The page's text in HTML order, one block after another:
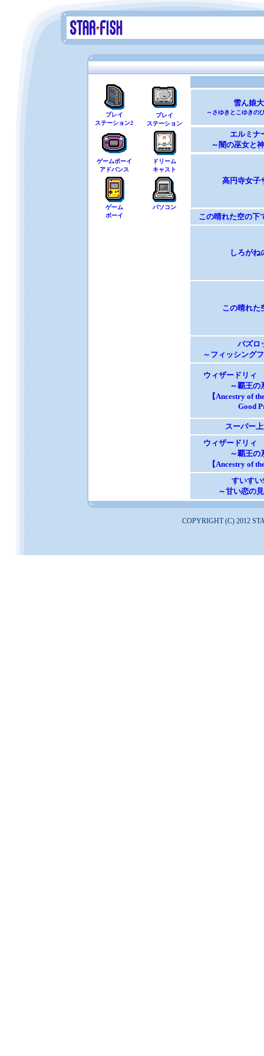
雪ん娘
～さゆきとこゆきの
エルミナ
～闇の巫女と
高円寺女子
この晴れた空の下
しろがね
この晴れた
バズロ
～フィッシング
ウィザードリィ
～覇王の
【Ancestry of
Good
スーパー
ウィザードリィ
～覇王の
【Ancestry of
すいすい
～甘い恋の
COPYRIGHT (C) 2012